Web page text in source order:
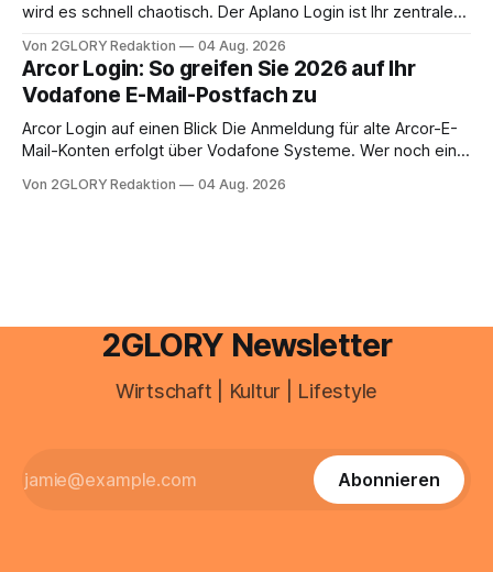
anstehen, zahlt sich professionelle Unterstützung meist
wird es schnell chaotisch. Der Aplano Login ist Ihr zentraler
abwesenheiten und die gesamte kommunikation rund um
Ihr personal digital zu organisieren. In diesem Leitfaden
erfahren Sie alles, was Sie für einen reibungslosen Einstieg
brauchen, von der Registrierung
Von 2GLORY Redaktion 04 Aug. 2026
Arcor Login: So greifen Sie 2026 auf Ihr
Vodafone E-Mail-Postfach zu
Arcor Login auf einen Blick Die Anmeldung für alte Arcor-E-
Mail-Konten erfolgt über Vodafone Systeme. Wer noch eine
besitzt, loggt sich heute über das Vodafone E-Mail & Cloud
Von 2GLORY Redaktion 04 Aug. 2026
2GLORY Newsletter
Wirtschaft | Kultur | Lifestyle
Abonnieren